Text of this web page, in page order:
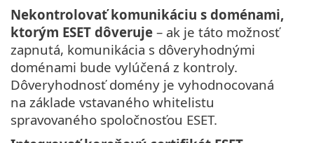
Nekontrolovať komunikáciu s doménami,
ktorým ESET dôveruje – ak je táto možnosť
zapnutá, komunikácia s dôveryhodnými
doménami bude vylúčená z kontroly.
Dôveryhodnosť domény je vyhodnocovaná
na základe vstavaného whitelistu
spravovaného spoločnosťou ESET.